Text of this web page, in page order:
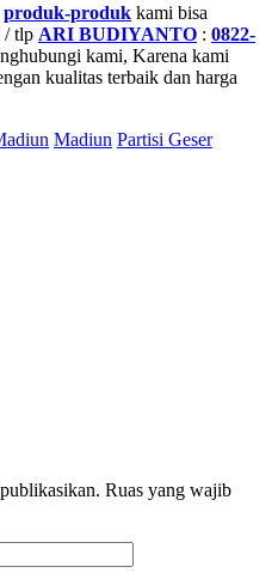
produk-produk kami bisa
/ tlp ARI BUDIYANTO : 0822-
kami, Karena kami
kualitas terbaik dan harga
Madiun Partisi Geser
Ruas yang wajib